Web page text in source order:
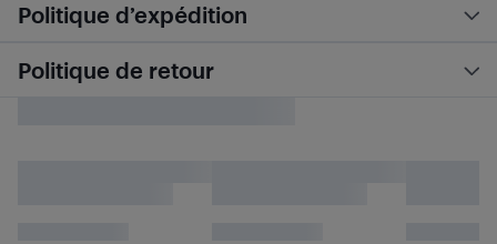
Politique d’expédition
Politique de retour